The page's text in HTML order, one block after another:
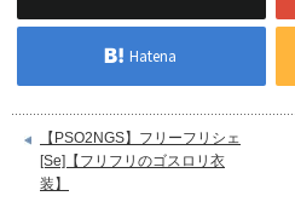
Hatena
【PSO2NGS】フリーフリシェ
[Se]【フリフリのゴスロリ衣
装】